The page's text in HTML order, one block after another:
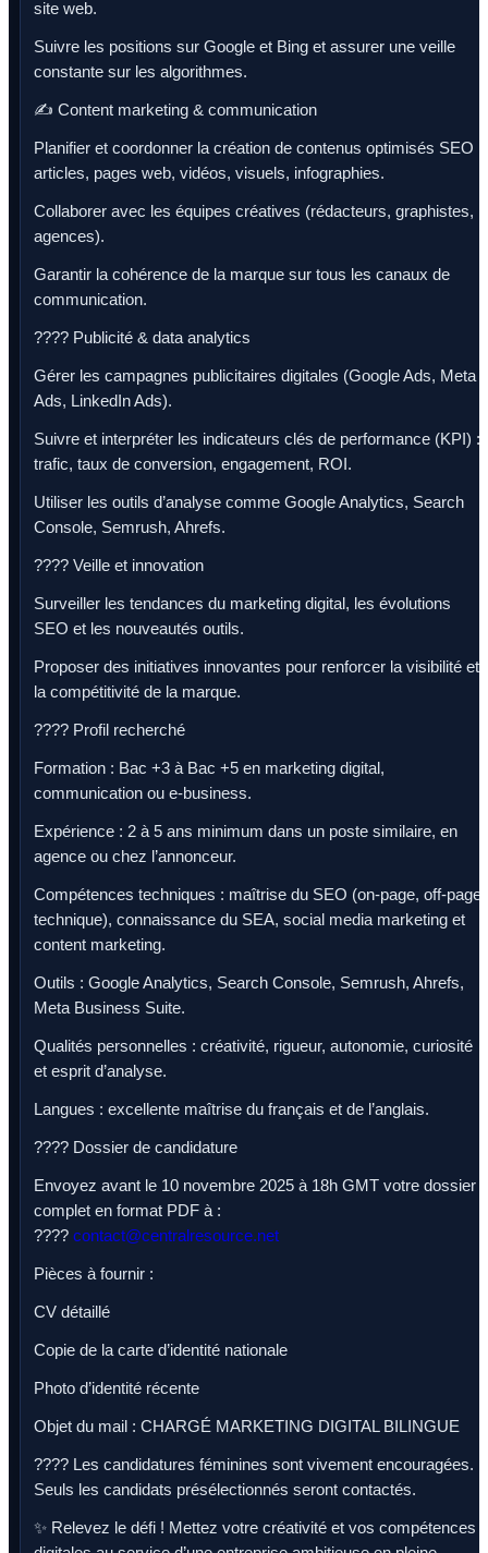
site web.
Suivre les positions sur Google et Bing et assurer une veille
constante sur les algorithmes.
✍️ Content marketing & communication
Planifier et coordonner la création de contenus optimisés SEO :
articles, pages web, vidéos, visuels, infographies.
Collaborer avec les équipes créatives (rédacteurs, graphistes,
agences).
Garantir la cohérence de la marque sur tous les canaux de
communication.
???? Publicité & data analytics
Gérer les campagnes publicitaires digitales (Google Ads, Meta
Ads, LinkedIn Ads).
Suivre et interpréter les indicateurs clés de performance (KPI) :
trafic, taux de conversion, engagement, ROI.
Utiliser les outils d’analyse comme Google Analytics, Search
Console, Semrush, Ahrefs.
???? Veille et innovation
Surveiller les tendances du marketing digital, les évolutions
SEO et les nouveautés outils.
Proposer des initiatives innovantes pour renforcer la visibilité et
la compétitivité de la marque.
???? Profil recherché
Formation : Bac +3 à Bac +5 en marketing digital,
communication ou e-business.
Expérience : 2 à 5 ans minimum dans un poste similaire, en
agence ou chez l’annonceur.
Compétences techniques : maîtrise du SEO (on-page, off-page,
technique), connaissance du SEA, social media marketing et
content marketing.
Outils : Google Analytics, Search Console, Semrush, Ahrefs,
Meta Business Suite.
Qualités personnelles : créativité, rigueur, autonomie, curiosité
et esprit d’analyse.
Langues : excellente maîtrise du français et de l’anglais.
???? Dossier de candidature
Envoyez avant le 10 novembre 2025 à 18h GMT votre dossier
complet en format PDF à :
???? contact@centralresource.net
Pièces à fournir :
CV détaillé
Copie de la carte d’identité nationale
Photo d’identité récente
Objet du mail : CHARGÉ MARKETING DIGITAL BILINGUE
???? Les candidatures féminines sont vivement encouragées.
Seuls les candidats présélectionnés seront contactés.
✨ Relevez le défi ! Mettez votre créativité et vos compétences